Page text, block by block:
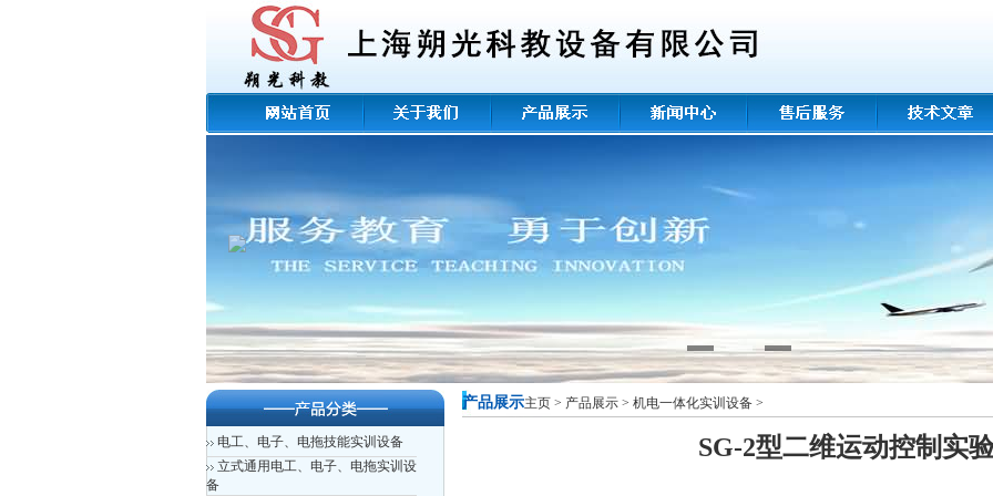
电工、电子、电拖技能实训设备
立式通用电工、电子、电拖实训设
备
产品展示主页 > 产品展示 > 机电一体化实训设备 >
SG-2型二维运动控制实